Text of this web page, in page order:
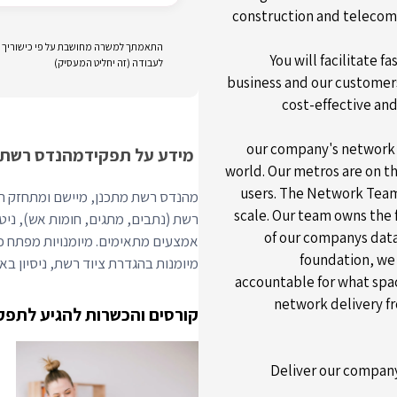
construction and
You will facilitate
business and our
cost-effective
our company's
world. Our metros are on
users. The Network
scale. Our team owns
of our companys
foundation,
accountable for what
network delivery
Deliver our
התאמתך למשרה מחושבת על פי כישוריך
לעבודה (זה יחליט המעסיק)
מידע על תפקידמהנדס רשת
מהנדס רשת מתכנן, מיישם ומתחזק
רשת (נתבים, מתגים, חומות אש),
מיומנות בהגדרת ציוד רשת, ניסיון
קורסים והכשרות להגיע